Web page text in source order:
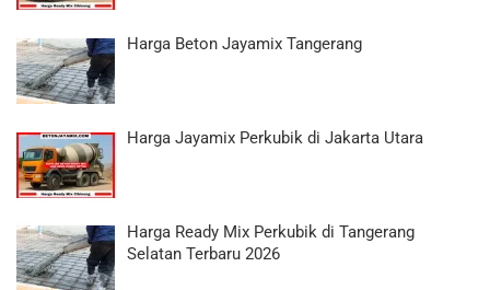
Harga Beton Jayamix Tangerang
Harga Jayamix Perkubik di Jakarta Utara
Harga Ready Mix Perkubik di Tangerang
Selatan Terbaru 2026